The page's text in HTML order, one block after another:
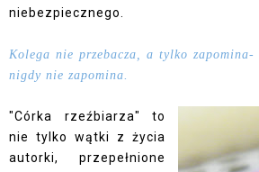
niebezpiecznego.
Kolega nie przebacza, a tylko
nigdy nie zapomina.
"Córka rzeźbiarza" to
nie tylko wątki z życia
autorki, przepełnione